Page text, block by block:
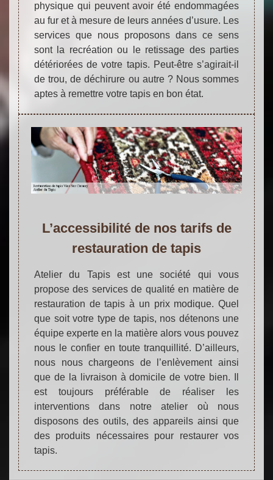
physique qui peuvent avoir été endommagées
au fur et à mesure de leurs années d’usure. Les
services que nous proposons dans ce sens
sont la recréation ou le retissage des parties
détériorées de votre tapis. Peut-être s’agirait-il
de trou, de déchirure ou autre ? Nous sommes
aptes à remettre votre tapis en bon état.
L’accessibilité de nos tarifs de
restauration de tapis
Atelier du Tapis est une société qui vous
propose des services de qualité en matière de
restauration de tapis à un prix modique. Quel
que soit votre type de tapis, nos détenons une
équipe experte en la matière alors vous pouvez
nous le confier en toute tranquillité. D’ailleurs,
nous nous chargeons de l’enlèvement ainsi
que de la livraison à domicile de votre bien. Il
est toujours préférable de réaliser les
interventions dans notre atelier où nous
disposons des outils, des appareils ainsi que
des produits nécessaires pour restaurer vos
tapis.